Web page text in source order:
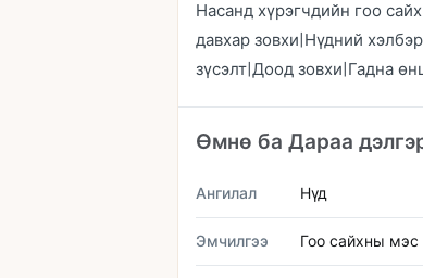
Насанд хүрэгчдийн гоо
давхар зовхи|Нүдний
зүсэлт|Доод зовхи|Гадна
Өмнө ба Дараа
Ангилал Нүд
Эмчилгээ Гоо сайхны мэс